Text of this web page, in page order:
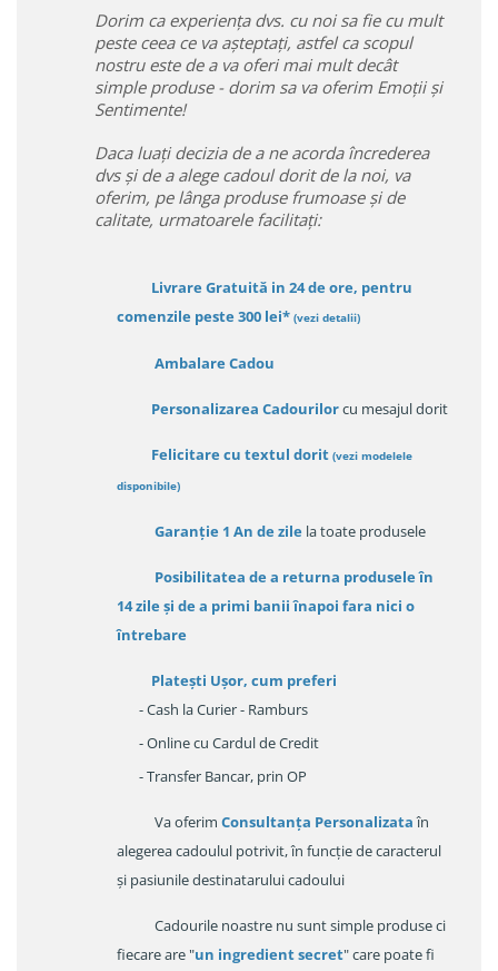
Dorim ca experiența dvs. cu noi sa fie cu mult
peste ceea ce va așteptați, astfel ca scopul
nostru este de a va oferi mai mult decât
simple produse - dorim sa va oferim Emoții și
Sentimente!
Daca luați decizia de a ne acorda încrederea
dvs și de a alege cadoul dorit de la noi, va
oferim, pe lânga produse frumoase și de
calitate, urmatoarele facilitați:
Livrare Gratuită in 24 de ore, pentru
comenzile peste 300 lei* (vezi detalii)
Ambalare Cadou
Personalizarea Cadourilorcu mesajul dorit
Felicitare cu textul dorit (vezi modelele
disponibile)
Garanție 1 An de zile la toate produsele
Posibilitatea de a returna produsele în
14 zileși de a primi banii înapoi fara nici o
întrebare
Platești Ușor, cum preferi
- Cash la Curier - Ramburs
- Online cu Cardul de Credit
- Transfer Bancar, prin OP
Va oferim Consultanța Personalizataîn
alegerea cadoulul potrivit, în funcție de caracterul
și pasiunile destinatarului cadoului
Cadourile noastre nu sunt simple produse ci
fiecare are "un ingredient secret" care poate fi